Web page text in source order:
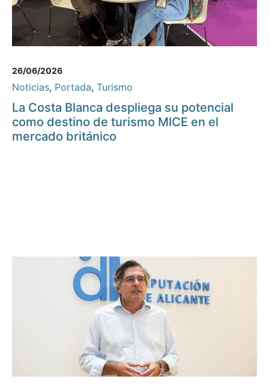
26/06/2026
Noticias, Portada, Turismo
La Costa Blanca despliega su potencial
como destino de turismo MICE en el
mercado británico